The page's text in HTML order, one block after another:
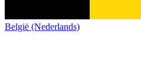
België (Nederlands)